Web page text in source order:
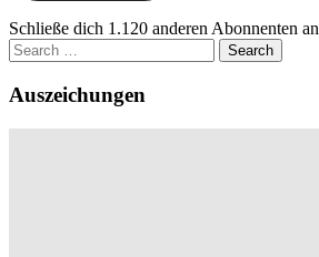
Schließe dich 1.120 anderen Abonnenten an
Search
for:
Auszeichungen